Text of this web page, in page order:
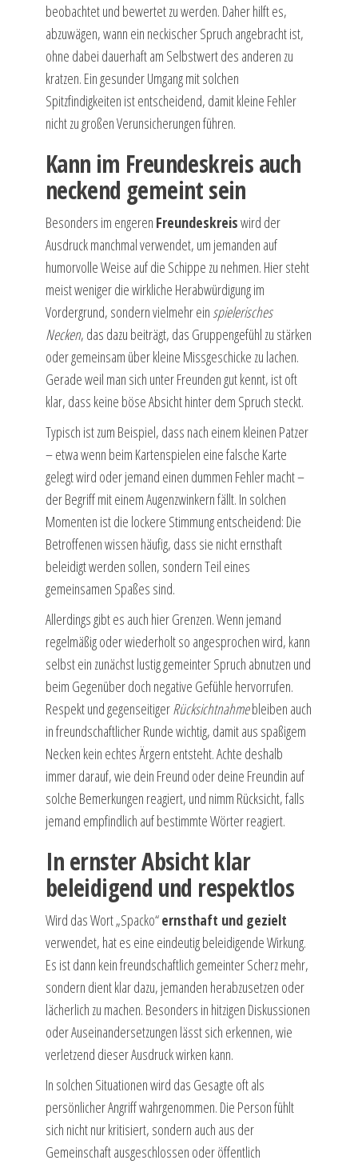
beobachtet und bewertet zu werden. Daher hilft es,
abzuwägen, wann ein neckischer Spruch angebracht ist,
ohne dabei dauerhaft am Selbstwert des anderen zu
kratzen. Ein gesunder Umgang mit solchen
Spitzfindigkeiten ist entscheidend, damit kleine Fehler
nicht zu großen Verunsicherungen führen.
Kann im Freundeskreis auch
neckend gemeint sein
Besonders im engeren Freundeskreiswird der
Ausdruck manchmal verwendet, um jemanden auf
humorvolle Weise auf die Schippe zu nehmen. Hier steht
meist weniger die wirkliche Herabwürdigung im
Vordergrund, sondern vielmehr einspielerisches
Necken, das dazu beiträgt, das Gruppengefühl zu stärken
oder gemeinsam über kleine Missgeschicke zu lachen.
Gerade weil man sich unter Freunden gut kennt, ist oft
klar, dass keine böse Absicht hinter dem Spruch steckt.
Typisch ist zum Beispiel, dass nach einem kleinen Patzer
– etwa wenn beim Kartenspielen eine falsche Karte
gelegt wird oder jemand einen dummen Fehler macht –
der Begriff mit einem Augenzwinkern fällt. In solchen
Momenten ist die lockere Stimmung entscheidend: Die
Betroffenen wissen häufig, dass sie nicht ernsthaft
beleidigt werden sollen, sondern Teil eines
gemeinsamen Spaßes sind.
Allerdings gibt es auch hier Grenzen. Wenn jemand
regelmäßig oder wiederholt so angesprochen wird, kann
selbst ein zunächst lustig gemeinter Spruch abnutzen und
beim Gegenüber doch negative Gefühle hervorrufen.
Respekt und gegenseitigerRücksichtnahmebleiben auch
in freundschaftlicher Runde wichtig, damit aus spaßigem
Necken kein echtes Ärgern entsteht. Achte deshalb
immer darauf, wie dein Freund oder deine Freundin auf
solche Bemerkungen reagiert, und nimm Rücksicht, falls
jemand empfindlich auf bestimmte Wörter reagiert.
In ernster Absicht klar
beleidigend und respektlos
Wird das Wort „Spacko“ernsthaft und gezielt
verwendet, hat es eine eindeutig beleidigende Wirkung.
Es ist dann kein freundschaftlich gemeinter Scherz mehr,
sondern dient klar dazu, jemanden herabzusetzen oder
lächerlich zu machen. Besonders in hitzigen Diskussionen
oder Auseinandersetzungen lässt sich erkennen, wie
verletzend dieser Ausdruck wirken kann.
In solchen Situationen wird das Gesagte oft als
persönlicher Angriff wahrgenommen. Die Person fühlt
sich nicht nur kritisiert, sondern auch aus der
Gemeinschaft ausgeschlossen oder öffentlich